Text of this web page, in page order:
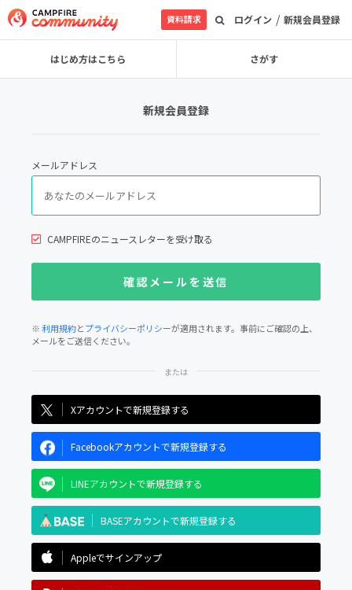
ログイン / 新規会員登録
資料請求
はじめ方はこちら さがす
新規会員登録
メールアドレス
CAMPFIREのニュースレターを受け取る
※利用規約とプライバシーポリシーが適用されます。事前にご確認の上、
メールをご送信ください。
Xアカウントで新規登録する
Facebookアカウントで新規登録する
LINEアカウントで新規登録する
BASEアカウントで新規登録する
Appleでサインアップ